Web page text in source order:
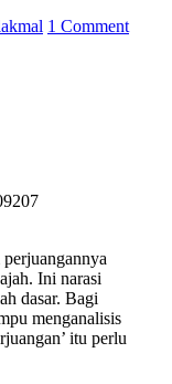
1 Comment
Ini narasi
dasar. Bagi
menganalisis
itu perlu